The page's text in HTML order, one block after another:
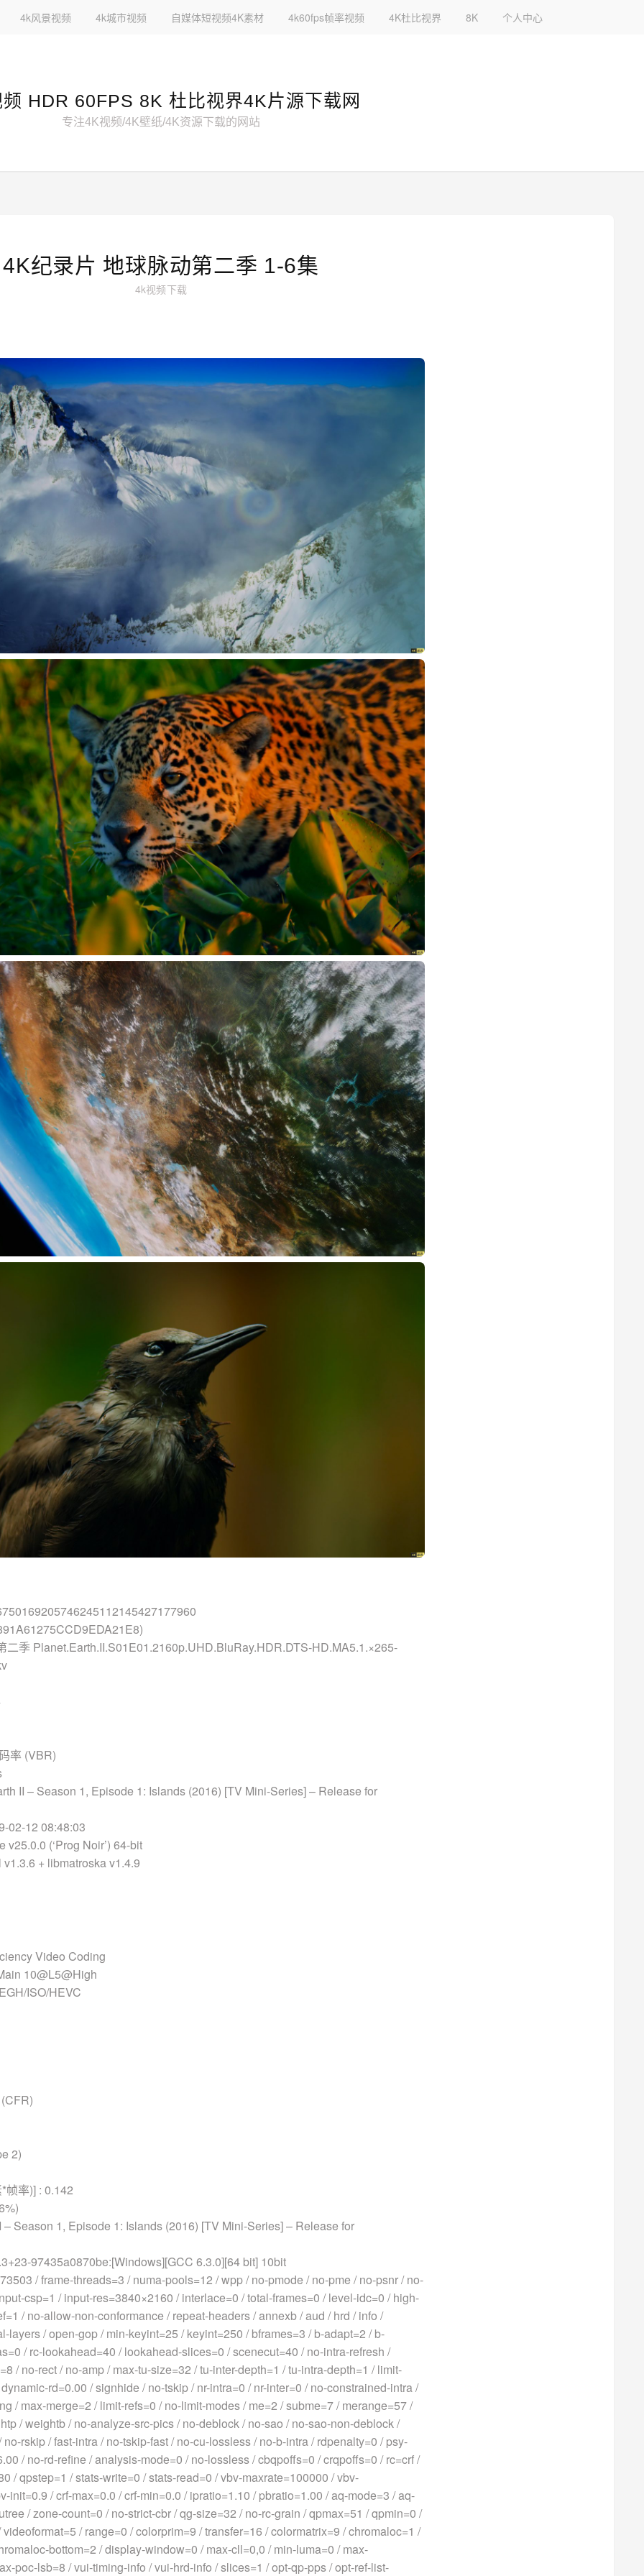
4k风景视频 4k城市视频 自媒体短视频4K素材 4k60fps帧率视频 4K杜比视界 8K 个人中心
HDR 60FPS 8K 杜比视界4K片源下载网
专注4K视频/4K壁纸/4K资源下载的网站
4K纪录片 地球脉动第二季 1-6集
4k视频下载
二季 Planet.Earth.II.S01E01.2160p.UHD.BluRay.HDR.DTS-HD.MA5.1.×265-
率 (VBR)
II – Season 1, Episode 1: Islands (2016) [TV Mini-Series] – Release for
02-12 08:48:03
v25.0.0 (‘Prog Noir’) 64-bit
+ libmatroska v1.4.9
Video Coding
10@L5@High
ISO/HEVC
2)
帧率)] : 0.142
– Season 1, Episode 1: Islands (2016) [TV Mini-Series] – Release for
97435a0870be:[Windows][GCC 6.3.0][64 bit] 10bit
/ frame-threads=3 / numa-pools=12 / wpp / no-pmode / no-pme / no-psnr / no-
csp=1 / input-res=3840×2160 / interlace=0 / total-frames=0 / level-idc=0 / high-
/ no-allow-non-conformance / repeat-headers / annexb / aud / hrd / info /
layers / open-gop / min-keyint=25 / keyint=250 / bframes=3 / b-adapt=2 / b-
/ rc-lookahead=40 / lookahead-slices=0 / scenecut=40 / no-intra-refresh /
/ no-rect / no-amp / max-tu-size=32 / tu-inter-depth=1 / tu-intra-depth=1 / limit-
rd=0.00 / signhide / no-tskip / nr-intra=0 / nr-inter=0 / no-constrained-intra /
/ max-merge=2 / limit-refs=0 / no-limit-modes / me=2 / subme=7 / merange=57 /
/ weightb / no-analyze-src-pics / no-deblock / no-sao / no-sao-non-deblock /
rskip / fast-intra / no-tskip-fast / no-cu-lossless / no-b-intra / rdpenalty=0 / psy-
/ no-rd-refine / analysis-mode=0 / no-lossless / cbqpoffs=0 / crqpoffs=0 / rc=crf /
/ qpstep=1 / stats-write=0 / stats-read=0 / vbv-maxrate=100000 / vbv-
init=0.9 / crf-max=0.0 / crf-min=0.0 / ipratio=1.10 / pbratio=1.00 / aq-mode=3 / aq-
/ zone-count=0 / no-strict-cbr / qg-size=32 / no-rc-grain / qpmax=51 / qpmin=0 /
/ range=0 / colorprim=9 / transfer=16 / colormatrix=9 / chromaloc=1 /
bottom=2 / display-window=0 / max-cll=0,0 / min-luma=0 / max-
poc-lsb=8 / vui-timing-info / vui-hrd-info / slices=1 / opt-qp-pps / opt-ref-list-